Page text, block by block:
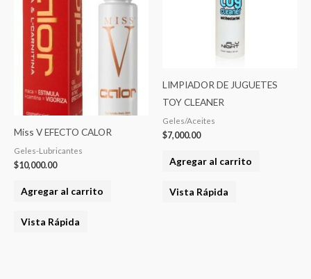
Miss V EFECTO CALOR
Geles-Lubricantes
$10,000.00
Agregar al carrito
Vista Rápida
LIMPIADOR DE JUGUETES
TOY CLEANER
Geles/Aceites
$7,000.00
Agregar al carrito
Vista Rápida